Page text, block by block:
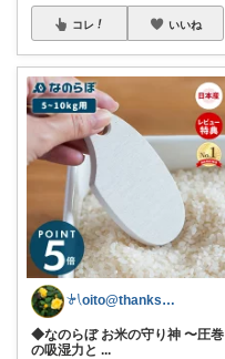
コレ いいね
𓍯oito@thanks ꕮ…
◆なのらぼ お米の守り神 〜圧巻
の吸湿力と ...